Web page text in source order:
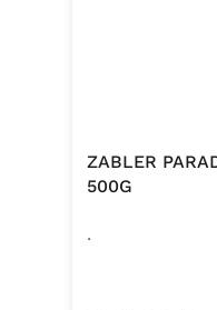
ZABLER
500G
.